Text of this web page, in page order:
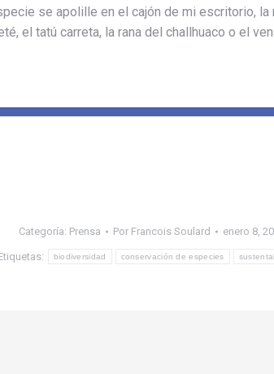
se apolille en el cajón de mi escritorio, la
el tatú carreta, la rana del challhuaco o el
Categoría: Prensa Por Francois Soulard enero 8,
biodiversidad conservación de especies